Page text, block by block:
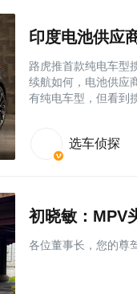
印度电池供应
路虎推首款纯电车型
续航如何，电池供应
有纯电车型，但看到
选车侦探
初晓敏：MPV
各位董事长，您的尊